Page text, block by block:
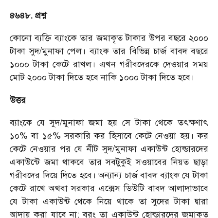
৪৬৪৮. প্রশ্ন
কোনো ব্যক্তি ব্যাংকে তার জমাকৃত টাকার উপর বছরে ২০০০
টাকা সুদ/মুনাফা পেল। ব্যাংক তার বিভিন্ন চার্জ বাবদ বছরে
১০০০ টাকা কেটে রাখল। এখন গরীবদেরকে দেওয়ার সময়
মোট ২০০০ টাকা দিতে হবে নাকি ১০০০ টাকা দিতে হবে।
উত্তর
ব্যাংকে যে সুদ/মুনাফা জমা হয় সে টাকা থেকে তৎক্ষণাৎ
১০% বা ১৫% সরকারি কর হিসাবে কেটে নেওয়া হয়। কর
কেটে নেওয়ার পর যে নীট সুদ/মুনাফা একাউন্ট হোল্ডারদের
একাউন্টে জমা থাকবে তার সবটুকুই সওয়াবের নিয়ত ছাড়া
গরীবদের দিয়ে দিতে হবে। অন্যান্য চার্জ বাবদ ব্যাংক যে টাকা
কেটে রাখে অথবা সরকার এক্সেস ডিউটি বাবদ আলাদাভাবে
যে টাকা একাউন্ট থেকে নিয়ে থাকে তা সুদের টাকা দ্বারা
আদায় করা যাবে না; বরং তা একাউন্ট হোল্ডারদের জমাকৃত